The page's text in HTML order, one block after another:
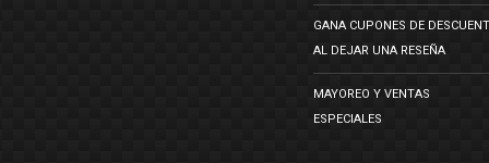
GANA CUPONES DE
AL DEJAR UNA RESEÑA
MAYOREO Y VENTAS
ESPECIALES